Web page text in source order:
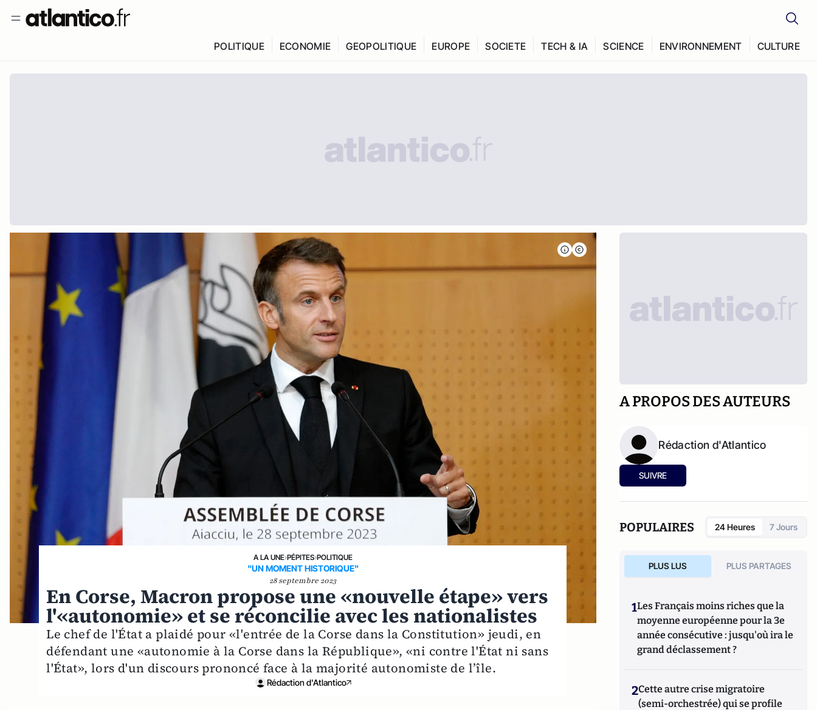
POLITIQUE ECONOMIE GEOPOLITIQUE EUROPE SOCIETE TECH & IA SCIENCE ENVIRONNEMENT CULTURE
A LA UNE›PÉPITES›POLITIQUE
"UN MOMENT HISTORIQUE"
28 septembre 2023
En Corse, Macron propose une «nouvelle étape» vers
l'«autonomie» et se réconcilie avec les nationalistes
Le chef de l'État a plaidé pour «l'entrée de la Corse dans la Constitution» jeudi, en
défendant une «autonomie à la Corse dans la République», «ni contre l'État ni sans
l'État», lors d'un discours prononcé face à la majorité autonomiste de l’île.
Rédaction d'Atlantico
A PROPOS DES AUTEURS
Rédaction d'Atlantico
SUIVRE
POPULAIRES 24 Heures 7 Jours
PLUS LUS PLUS PARTAGES
1Les Français moins riches que la
moyenne européenne pour la 3e
année consécutive : jusqu'où ira le
grand déclassement ?
2Cette autre crise migratoire
(semi-orchestrée) qui se profile